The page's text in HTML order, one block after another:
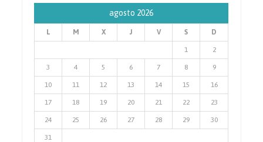
agosto 2026
L M X J V S D
1 2
3 4 5 6 7 8 9
10 11 12 13 14 15 16
17 18 19 20 21 22 23
24 25 26 27 28 29 30
31